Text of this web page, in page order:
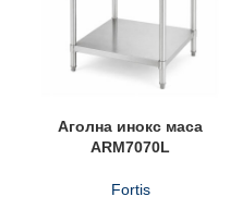
Аголнa инокс масa
ARM7070L
Fortis